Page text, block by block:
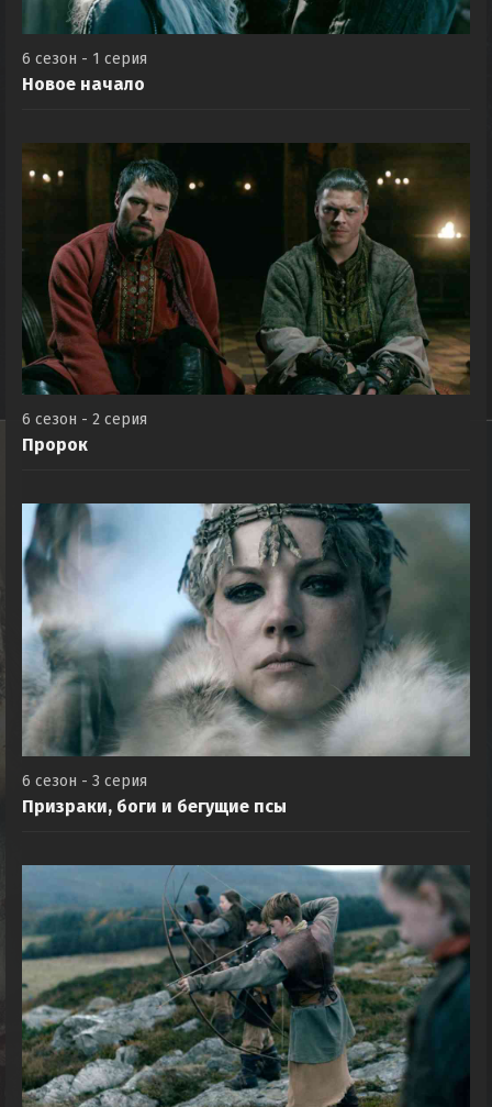
6 сезон - 1 серия
Новое начало
6 сезон - 2 серия
Пророк
6 сезон - 3 серия
Призраки, боги и бегущие псы